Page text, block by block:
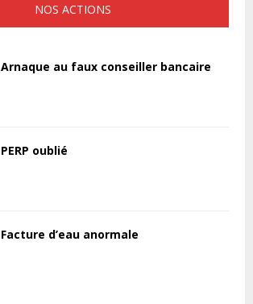
NOS ACTIONS
Arnaque au faux conseiller bancaire
PERP oublié
Facture d’eau anormale